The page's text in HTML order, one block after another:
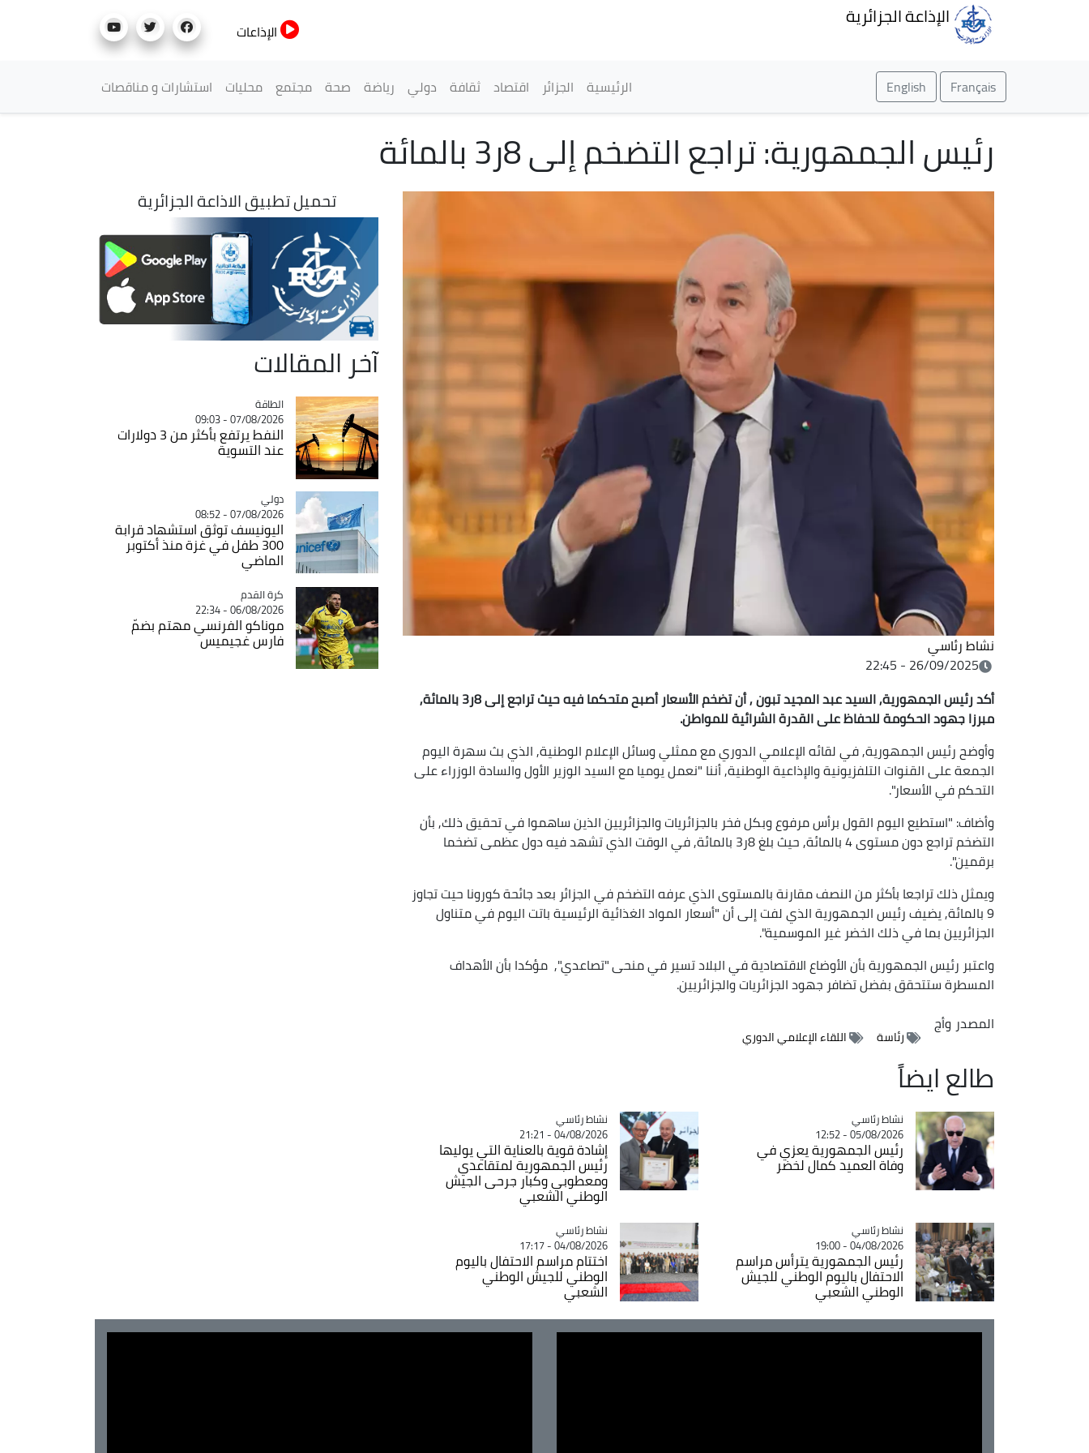
الإذاعة الجزائرية
الإذاعات
Français
English القائمة الرئيسية
الرئيسية الجزائر اقتصاد ثقافة دولي رياضة صحة مجتمع محليات استشارات و مناقصات
رئيس الجمهورية: تراجع التضخم إلى 8ر3 بالمائة
نشاط رئاسي
26/09/2025 - 22:45
أكد رئيس الجمهورية, السيد عبد المجيد تبون , أن تضخم الأسعار أصبح متحكما فيه حيث تراجع إلى 8ر3 بالمائة,
مبرزا جهود الحكومة للحفاظ على القدرة الشرائية للمواطن.
وأوضح رئيس الجمهورية, في لقائه الإعلامي الدوري مع ممثلي وسائل الإعلام الوطنية, الذي بث سهرة اليوم
الجمعة على القنوات التلفزيونية والإذاعية الوطنية, أننا "نعمل يوميا مع السيد الوزير الأول والسادة الوزراء على
التحكم في الأسعار".
وأضاف: "استطيع اليوم القول برأس مرفوع وبكل فخر بالجزائريات والجزائريين الذين ساهموا في تحقيق ذلك, بأن
التضخم تراجع دون مستوى 4 بالمائة, حيث بلغ 8ر3 بالمائة, في الوقت الذي تشهد فيه دول عظمى تضخما
برقمين".
ويمثل ذلك تراجعا بأكثر من النصف مقارنة بالمستوى الذي عرفه التضخم في الجزائر بعد جائحة كورونا حيت تجاوز
9 بالمائة, يضيف رئيس الجمهورية الذي لفت إلى أن "أسعار المواد الغذائية الرئيسية باتت اليوم في متناول
الجزائريين بما في ذلك الخضر غير الموسمية".
واعتبر رئيس الجمهورية بأن الأوضاع الاقتصادية في البلاد تسير في منحى "تصاعدي", مؤكدا بأن الأهداف
المسطرة ستتحقق بفضل تضافر جهود الجزائريات والجزائريين.
المصدر وأج
رئاسة اللقاء الإعلامي الدوري
طالع ايضاً
Catégorie
نشاط رئاسي
05/08/2026 - 12:52
رئيس الجمهورية يعزي في
وفاة العميد كمال لخضر
Catégorie
نشاط رئاسي
04/08/2026 - 21:21
إشادة قوية بالعناية التي يوليها
رئيس الجمهورية لمتقاعدي
ومعطوبي وكبار جرحى الجيش
الوطني الشعبي
Catégorie
نشاط رئاسي
04/08/2026 - 19:00
رئيس الجمهورية يترأس مراسم
الاحتفال باليوم الوطني للجيش
الوطني الشعبي
Catégorie
نشاط رئاسي
04/08/2026 - 17:17
اختتام مراسم الاحتفال باليوم
الوطني للجيش الوطني
الشعبي
تحميل تطبيق الاذاعة الجزائرية
آخر المقالات
Catégorie
الطاقة
07/08/2026 - 09:03
النفط يرتفع بأكثر من 3 دولارات
عند التسوية
Catégorie
دولي
07/08/2026 - 08:52
اليونيسف توثق استشهاد قرابة
300 طفل في غزة منذ أكتوبر
الماضي
Catégorie
كرة القدم
06/08/2026 - 22:34
موناكو الفرنسي مهتم بضمّ
فارس غجيميس